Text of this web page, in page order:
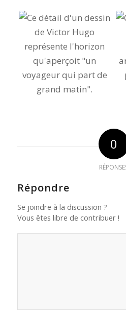
0
Répondre
Se joindre à la discussion ?
Vous êtes libre de contribuer !